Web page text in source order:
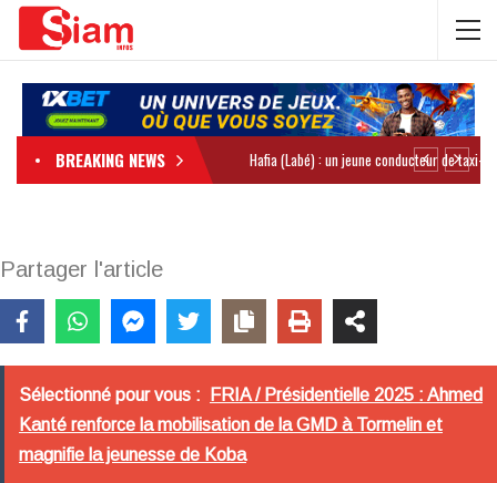
BREAKING NEWS
Partager l'article
Sélectionné pour vous :
FRIA / Présidentielle 2025 : Ahmed
Kanté renforce la mobilisation de la GMD à Tormelin et
magnifie la jeunesse de Koba